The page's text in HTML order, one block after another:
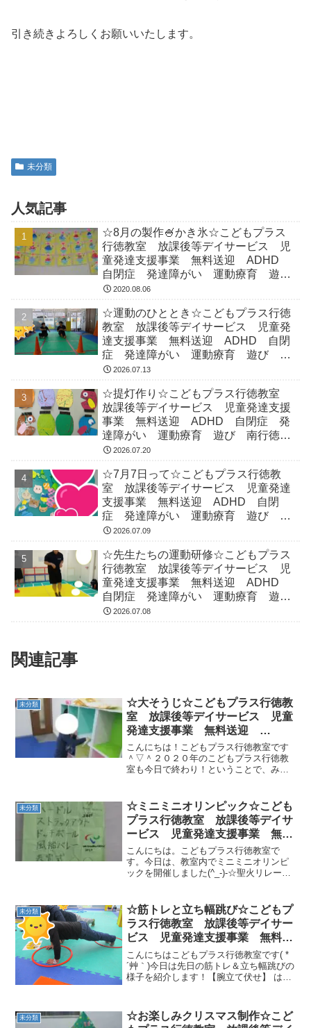
引き続きよろしくお願いいたします。
未分類
人気記事
☆8月の製作🍧かき氷☆こどもプラス
行徳教室 放課後等デイサービス 児
童発達支援事業 無料送迎 ADHD
自閉症 発達障がい 運動療育 遊
び 南行徳 市川市 浦安市
2020.08.06
☆運動のひととき☆こどもプラス行徳
教室 放課後等デイサービス 児童発
達支援事業 無料送迎 ADHD 自閉
症 発達障がい 運動療育 遊び 南
行徳 市川市 浦安市
2026.07.13
☆提灯作り☆こどもプラス行徳教室
放課後等デイサービス 児童発達支援
事業 無料送迎 ADHD 自閉症 発
達障がい 運動療育 遊び 南行徳
市川市 浦安市
2026.07.20
☆7月7日って☆こどもプラス行徳教
室 放課後等デイサービス 児童発達
支援事業 無料送迎 ADHD 自閉
症 発達障がい 運動療育 遊び 南
行徳 市川市 浦安市
2026.07.09
☆先生たちの運動研修☆こどもプラス
行徳教室 放課後等デイサービス 児
童発達支援事業 無料送迎 ADHD
自閉症 発達障がい 運動療育 遊
び 南行徳 市川市 浦安市
2026.07.08
関連記事
未分類
☆大そうじ☆こどもプラス行徳教
室 放課後等デイサービス 児童
発達支援事業 無料送迎
ADHD 自閉症 発達障がい 運
動療育 遊び 南行徳 市川市
浦安市
こんにちは！こどもプラス行徳教室です
＾▽＾２０２０年のこどもプラス行徳教
室も今日で終わり！ということで、みん
た。 きれいな教室の状態で２０２１年を
迎えられそうです！( ´∀...
未分類
☆ミニミニオリンピック☆こども
プラス行徳教室 放課後等デイサ
ービス 児童発達支援事業 無料
送迎 ADHD 自閉症 発達障が
い 運動療育 遊び 南行徳 市
川市 浦安市
こんにちは。こどもプラス行徳教室で
す。今日は、教室内でミニミニオリンピ
ックを開催しました(^_-)-☆聖火リレー・
チボールでは、ボールに当たって悔し涙
😢を出す子どもたち...
未分類
☆筋トレと立ち幅跳び☆こどもプ
ラス行徳教室 放課後等デイサー
ビス 児童発達支援事業 無料送
迎 ADHD 自閉症 発達障が
い 運動療育 遊び 南行徳 市
川市 浦安市 江戸川区
こんにちはこどもプラス行徳教室です( *
´艸｀)今日は先日の筋トレ＆立ち幅跳びの
様子を紹介します！【腕立て伏せ】 はじ
ってきました。手のひらを開いて、しっ
かりと地面を押...
未分類
☆お楽しみクリスマス制作☆こど